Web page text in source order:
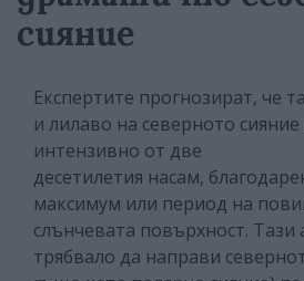
сияние
Експертите прогнозират, че
и лилаво на северното
интензивно от две
десетилетия насам,
максимум или период на
слънчевата повърхност. Тази
трябвало да направи